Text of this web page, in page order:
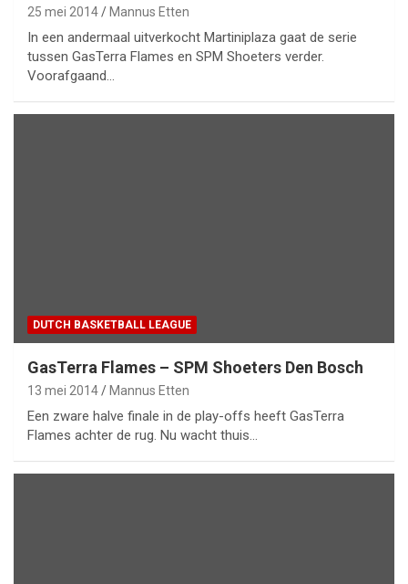
25 mei 2014 Mannus Etten
In een andermaal uitverkocht Martiniplaza gaat de serie
tussen GasTerra Flames en SPM Shoeters verder.
Voorafgaand…
DUTCH BASKETBALL LEAGUE
GasTerra Flames – SPM Shoeters Den Bosch
13 mei 2014 Mannus Etten
Een zware halve finale in de play-offs heeft GasTerra
Flames achter de rug. Nu wacht thuis…